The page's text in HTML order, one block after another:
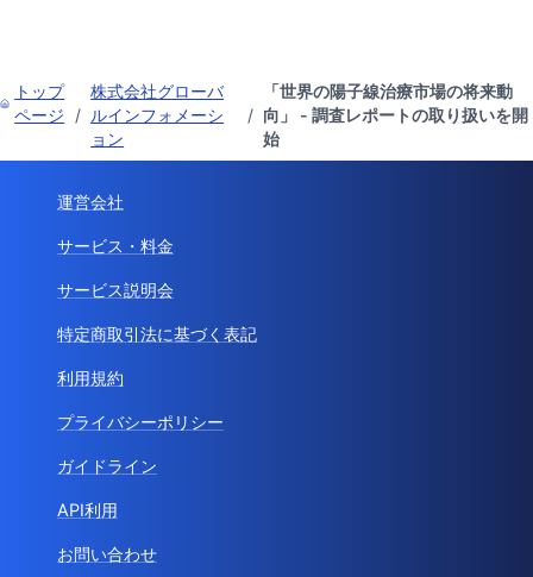
トップ
ページ
/
株式会社グローバ
ルインフォメーシ
ョン
/
「世界の陽子線治療市場の将来動
向」 - 調査レポートの取り扱いを開
始
運営会社
サービス・料金
サービス説明会
特定商取引法に基づく表記
利用規約
プライバシーポリシー
ガイドライン
API利用
お問い合わせ